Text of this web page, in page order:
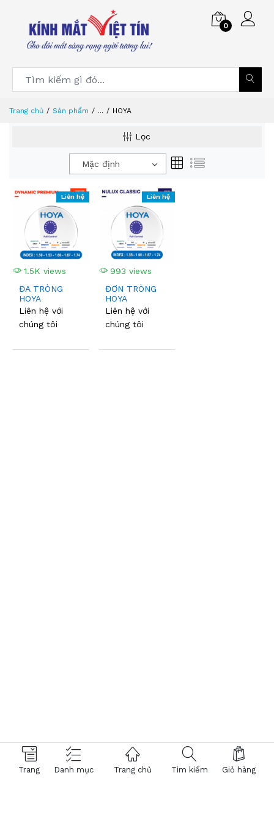
0
Trang Danh mục Trang chủ Tìm kiếm Giỏ hàng
Trang chủ Sản phẩm ... HOYA
Lọc
Mặc định
1.5K views
Liên hệ
ĐA TRÒNG
HOYA
Liên hệ với
chúng tôi
993 views
Liên hệ
ĐƠN TRÒNG
HOYA
Liên hệ với
chúng tôi